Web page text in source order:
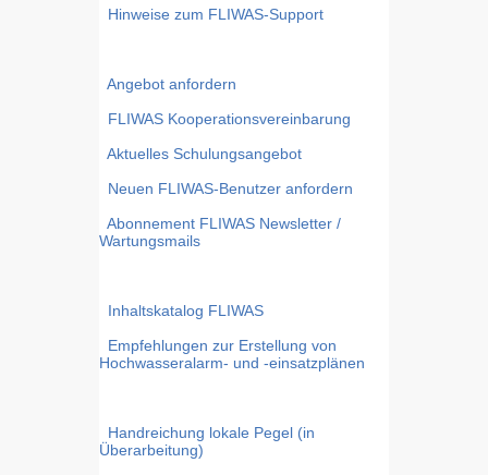
Hinweise zum FLIWAS-Support
Angebot anfordern
FLIWAS Kooperationsvereinbarung
Aktuelles Schulungsangebot
Neuen FLIWAS-Benutzer anfordern
Abonnement FLIWAS Newsletter /
Wartungsmails
Inhaltskatalog FLIWAS
Empfehlungen zur Erstellung von
Hochwasseralarm- und -einsatzplänen
Handreichung lokale Pegel (in
Überarbeitung)